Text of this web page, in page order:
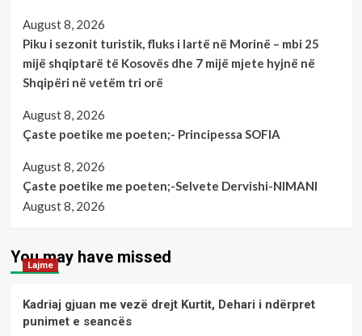
August 8, 2026
Piku i sezonit turistik, fluks i lartë në Morinë – mbi 25
mijë shqiptarë të Kosovës dhe 7 mijë mjete hyjnë në
Shqipëri në vetëm tri orë
August 8, 2026
Çaste poetike me poeten;- Principessa SOFIA
August 8, 2026
Çaste poetike me poeten;-Selvete Dervishi-NIMANI
August 8, 2026
You may have missed
Lajme
Kadriaj gjuan me vezë drejt Kurtit, Dehari i ndërpret
punimet e seancës